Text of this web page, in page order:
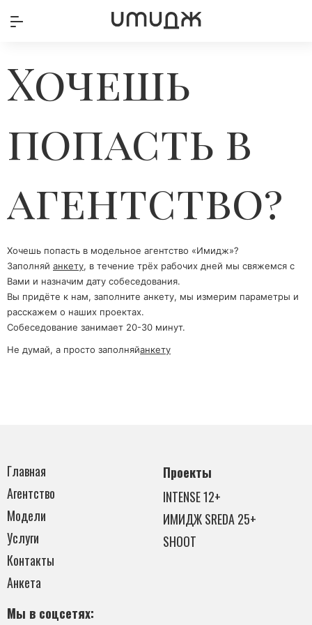
Хочешь
попасть в
агентство?
Хочешь попасть в модельное агентство «Имидж»?
Заполняй анкету, в течение трёх рабочих дней мы свяжемся с
Вами и назначим дату собеседования.
Вы придёте к нам, заполните анкету, мы измерим параметры и
расскажем о наших проектах.
Собеседование занимает 20-30 минут.
Не думай, а просто заполняйанкету
Главная
Агентство
Модели
Услуги
Контакты
Анкета
Проекты
INTENSE 12+
ИМИДЖ SREDA 25+
SHOOT
Мы в соцсетях: